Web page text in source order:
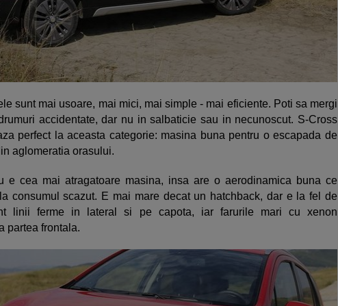
sunt mai usoare, mai mici, mai simple - mai eficiente. Poti sa mergi
accidentate, dar nu in salbaticie sau in necunoscut. S-Cross
perfect la aceasta categorie: masina buna pentru o escapada de
aglomeratia orasului.
e cea mai atragatoare masina, insa are o aerodinamica buna ce
consumul scazut. E mai mare decat un hatchback, dar e la fel de
linii ferme in lateral si pe capota, iar farurile mari cu xenon
partea frontala.